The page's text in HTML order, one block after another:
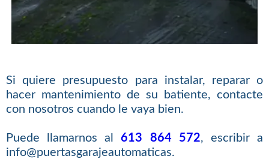
Si quiere presupuesto para instalar, reparar o
hacer mantenimiento de su batiente, contacte
con nosotros cuando le vaya bien.
Puede llamarnos al613 864 572, escribir a
info@puertasgarajeautomaticas.